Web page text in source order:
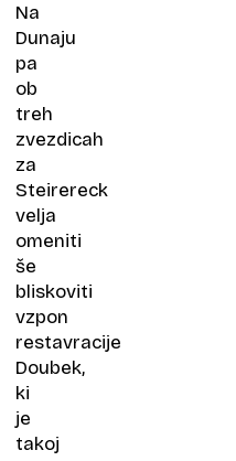
Na
Dunaju
pa
ob
treh
zvezdicah
za
Steirereck
velja
omeniti
še
bliskoviti
vzpon
restavracije
Doubek,
ki
je
takoj